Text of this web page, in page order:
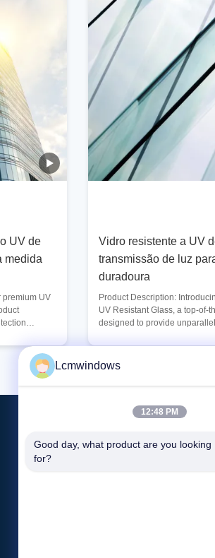
UV de
medida
premium UV
material,
features
of our UV
Vidro resistente a UV
transmissão de luz
duradoura
Product Description:
UV Resistant Glass, a top-of-
designed to provide
premium glass is specially
advanced UV resistance
most challenging
Resistant Glass is the ideal
Lcmwindows
12:48 PM
Good day, what product are you looking
for?